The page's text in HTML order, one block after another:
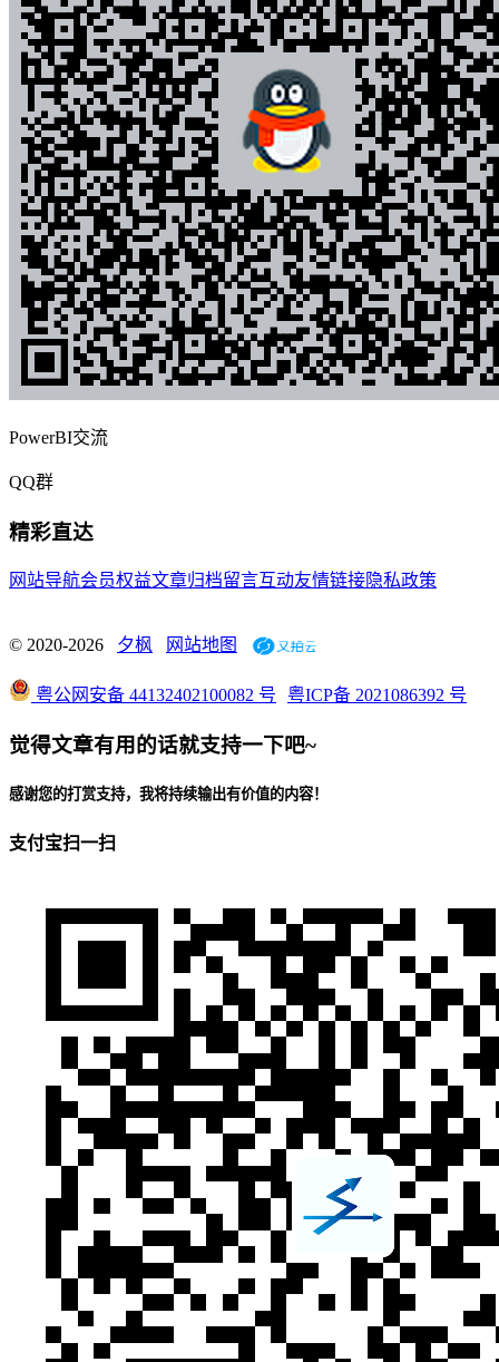
PowerBI交流
QQ群
精彩直达
网站导航会员权益文章归档留言互动友情链接隐私政策
© 2020-2026 夕枫 网站地图
粤公网安备 44132402100082 号 粤ICP备 2021086392 号
觉得文章有用的话就支持一下吧~
感谢您的打赏支持，我将持续输出有价值的内容！
支付宝扫一扫